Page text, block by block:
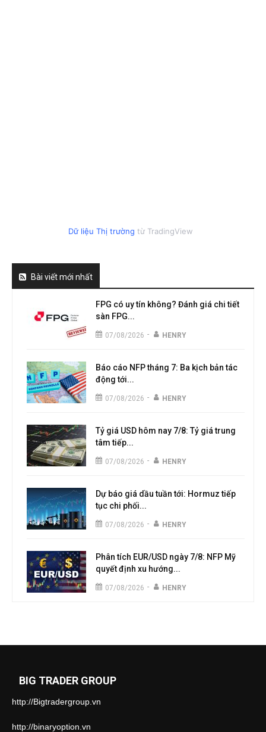
Dữ liệu Thị trường từ TradingView
Bài viết mới nhất
FPG có uy tín không? Đánh giá chi tiết
sàn FPG...
07/08/2026 - HENRY
Báo cáo NFP tháng 7: Ba kịch bản tác
động tới...
07/08/2026 - HENRY
Tỷ giá USD hôm nay 7/8: Tỷ giá trung
tâm tiếp...
07/08/2026 - HENRY
Dự báo giá dầu tuần tới: Hormuz tiếp
tục chi phối...
07/08/2026 - HENRY
Phân tích EUR/USD ngày 7/8: NFP Mỹ
quyết định xu hướng...
07/08/2026 - HENRY
BIG TRADER GROUP
http://Bigtradergroup.vn
http://binaryoption.vn